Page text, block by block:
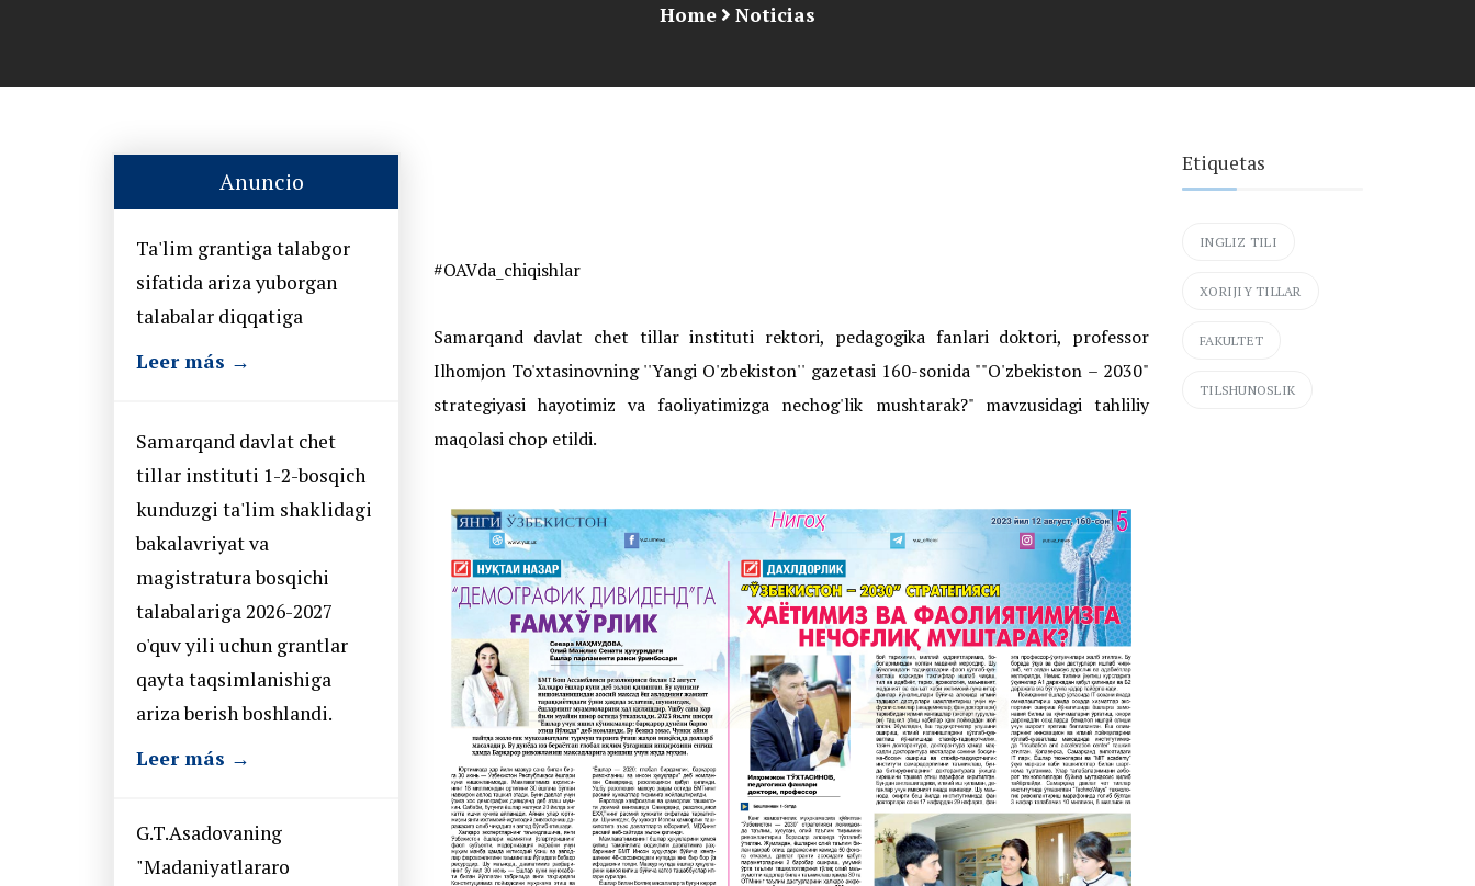
Home Noticias
#OAVda_chiqishlar
Samarqand davlat chet tillar instituti rektori, pedagogika fanlari doktori, professor
Ilhomjon To'xtasinovning ''Yangi O'zbekiston'' gazetasi 160-sonida ""O'zbekiston – 2030"
strategiyasi hayotimiz va faoliyatimizga nechog'lik mushtarak?" mavzusidagi tahliliy
maqolasi chop etildi.
Anuncio
Ta'lim grantiga talabgor
sifatida ariza yuborgan
talabalar diqqatiga
Leer más →
Samarqand davlat chet
tillar instituti 1-2-bosqich
kunduzgi ta'lim shaklidagi
bakalavriyat va
magistratura bosqichi
talabalariga 2026-2027
o'quv yili uchun grantlar
qayta taqsimlanishiga
ariza berish boshlandi.
Leer más →
G.T.Asadovaning
"Madaniyatlararo
Etiquetas
INGLIZ TILI
XORIJIY TILLAR
FAKULTET
TILSHUNOSLIK